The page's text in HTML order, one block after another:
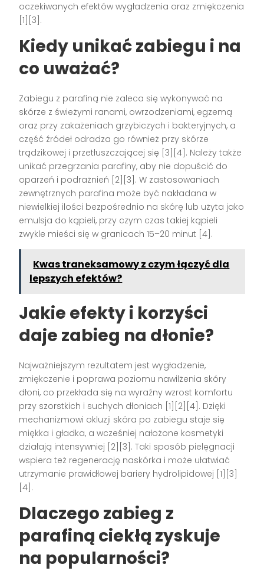
oczekiwanych efektów wygładzenia oraz zmiękczenia
[1][3].
Kiedy unikać zabiegu i na
co uważać?
Zabiegu z parafiną nie zaleca się wykonywać na
skórze z świeżymi ranami, owrzodzeniami, egzemą
oraz przy zakażeniach grzybiczych i bakteryjnych, a
część źródeł odradza go również przy skórze
trądzikowej i przetłuszczającej się [3][4]. Należy także
unikać przegrzania parafiny, aby nie dopuścić do
oparzeń i podrażnień [2][3]. W zastosowaniach
zewnętrznych parafina może być nakładana w
niewielkiej ilości bezpośrednio na skórę lub użyta jako
emulsja do kąpieli, przy czym czas takiej kąpieli
zwykle mieści się w granicach 15–20 minut [4].
Kwas traneksamowy z czym łączyć dla
lepszych efektów?
Jakie efekty i korzyści
daje zabieg na dłonie?
Najważniejszym rezultatem jest wygładzenie,
zmiękczenie i poprawa poziomu nawilżenia skóry
dłoni, co przekłada się na wyraźny wzrost komfortu
przy szorstkich i suchych dłoniach [1][2][4]. Dzięki
mechanizmowi okluzji skóra po zabiegu staje się
miękka i gładka, a wcześniej nałożone kosmetyki
działają intensywniej [2][3]. Taki sposób pielęgnacji
wspiera też regenerację naskórka i może ułatwiać
utrzymanie prawidłowej bariery hydrolipidowej [1][3]
[4].
Dlaczego zabieg z
parafiną ciekłą zyskuje
na popularności?